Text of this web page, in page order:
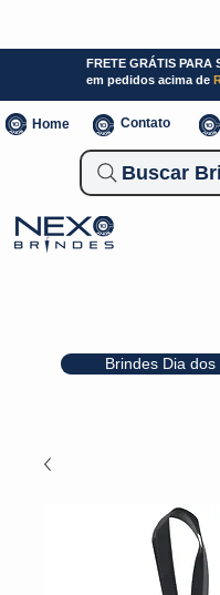
Brindes Dia dos
FRETE GRÁTIS PARA
em pedidos acima de
Home Contato
Buscar